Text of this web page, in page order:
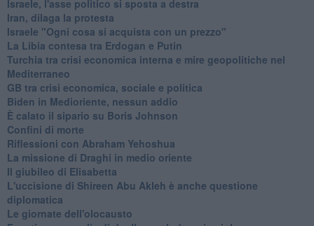
Israele, l'asse politico si sposta a destra
Iran, dilaga la protesta
Israele "Ogni cosa si acquista con un prezzo"
La Libia contesa tra Erdogan e Putin
Turchia tra crisi economica interna e mire geopolitiche nel
Mediterraneo
GB tra crisi economica, sociale e politica
Biden in Medioriente, nessun addio
È calato il sipario su Boris Johnson
Confini di morte
Riflessioni con Abraham Yehoshua
La missione di Draghi in medio oriente
Il giubileo di Elisabetta
L'uccisione di Shireen Abu Akleh è anche questione
diplomatica
Le giornate dell'olocausto